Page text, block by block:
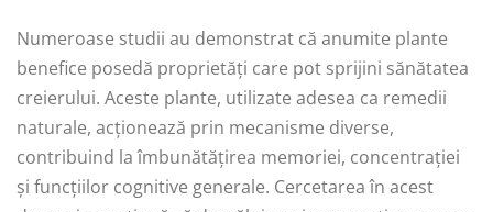
Numeroase studii au demonstrat că anumite plante
benefice posedă proprietăți care pot sprijini sănătatea
creierului. Aceste plante, utilizate adesea ca remedii
naturale, acționează prin mecanisme diverse,
contribuind la îmbunătățirea memoriei, concentrației
și funcțiilor cognitive generale. Cercetarea în acest